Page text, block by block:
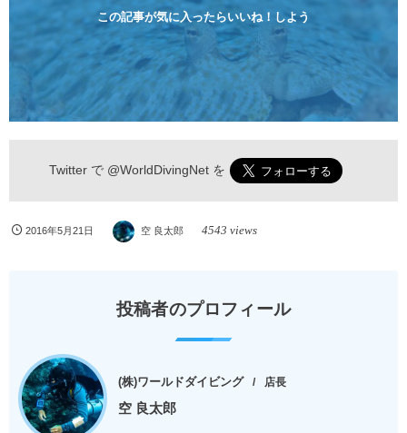
らのんびりダイビングを楽しめます...
この記事が気に入ったらいいね！しよう
Twitter で @WorldDivingNetを
2016年5月21日 空 良太郎 4543 views
投稿者のプロフィール
(株)ワールドダイビング 店長
空 良太郎